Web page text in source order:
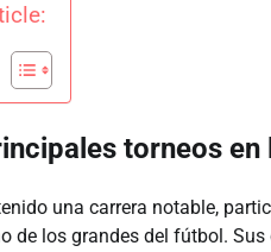
torneos
una carrera notable,
de los grandes del fútbol.